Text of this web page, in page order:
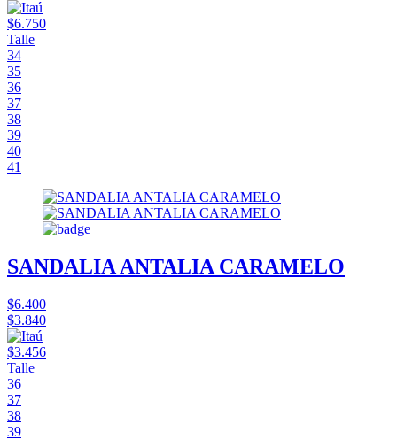
$6.750
Talle
34
35
36
37
38
39
40
41
SANDALIA ANTALIA CARAMELO
$6.400
$3.840
$3.456
Talle
36
37
38
39